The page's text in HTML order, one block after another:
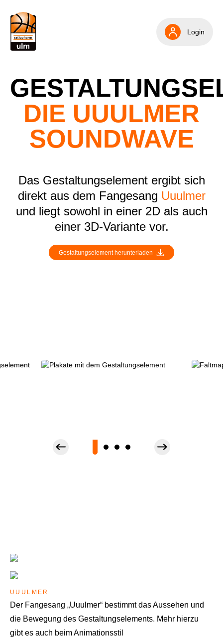
Login
DIE UUULMER
SOUNDWAVE
Das Gestaltungselement ergibt sich
direkt aus dem Fangesang Uuulmer
und liegt sowohl in einer 2D als auch
einer 3D-Variante vor.
Gestaltungselement herunterladen
UUULMER
Der Fangesang „Uuulmer“ bestimmt das Aussehen und
die Bewegung des Gestaltungselements. Mehr hierzu
gibt es auch beim Animationsstil